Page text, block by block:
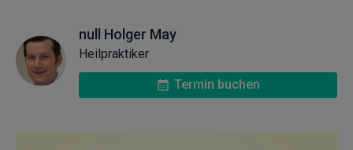
null Holger May
Heilpraktiker
Termin buchen